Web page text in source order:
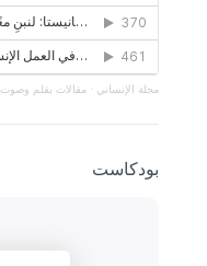
مجلة الإنساني · مقالات بقلم وصوت
بودكاست